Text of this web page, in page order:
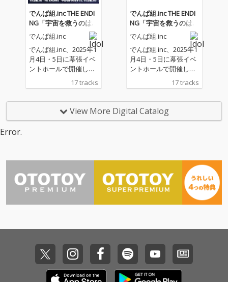
でんぱ組.inc THE ENDI
NG「宇宙を救うのはき
っと、でんぱ組.in
c！」 (Live)
でんぱ組.inc
でんぱ組.inc、2025年1
月4日・5日に幕張イベ
ントホールで開催した
エンディングライブか
らセレクトしたライブ
17 tracks
でんぱ組.inc THE ENDI
NG「宇宙を救うのはき
っと、でんぱ組.in
c！」 (Live)
でんぱ組.inc
でんぱ組.inc、2025年1
月4日・5日に幕張イベ
ントホールで開催した
エンディングライブか
らセレクトしたライブ
17 tracks
View More Digital Catalog
Error.